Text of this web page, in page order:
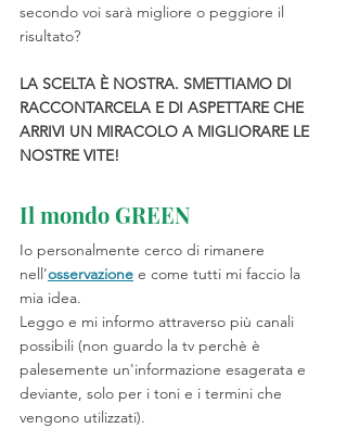
secondo voi sarà migliore o peggiore il
risultato?
LA SCELTA È NOSTRA. SMETTIAMO DI
RACCONTARCELA E DI ASPETTARE CHE
ARRIVI UN MIRACOLO A MIGLIORARE LE
NOSTRE VITE!
Il mondo GREEN
Io personalmente cerco di rimanere
nell'osservazione e come tutti mi faccio la
mia idea.
Leggo e mi informo attraverso più canali
possibili (non guardo la tv perchè è
palesemente un'informazione esagerata e
deviante, solo per i toni e i termini che
vengono utilizzati).